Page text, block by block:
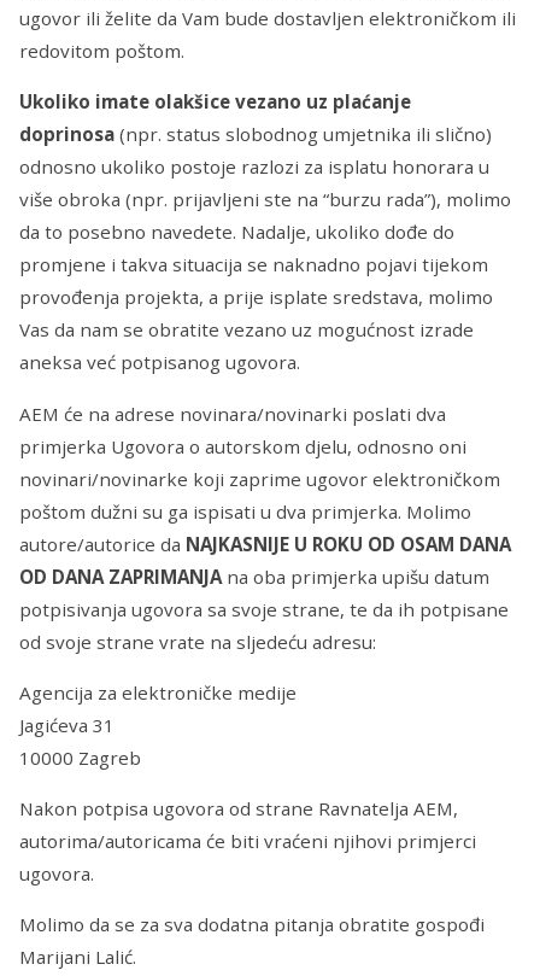
ugovor ili želite da Vam bude dostavljen elektroničkom ili
redovitom poštom.
Ukoliko imate olakšice vezano uz plaćanje
doprinosa (npr. status slobodnog umjetnika ili slično)
odnosno ukoliko postoje razlozi za isplatu honorara u
više obroka (npr. prijavljeni ste na “burzu rada”), molimo
da to posebno navedete. Nadalje, ukoliko dođe do
promjene i takva situacija se naknadno pojavi tijekom
provođenja projekta, a prije isplate sredstava, molimo
Vas da nam se obratite vezano uz mogućnost izrade
aneksa već potpisanog ugovora.
AEM će na adrese novinara/novinarki poslati dva
primjerka Ugovora o autorskom djelu, odnosno oni
novinari/novinarke koji zaprime ugovor elektroničkom
poštom dužni su ga ispisati u dva primjerka. Molimo
autore/autorice da NAJKASNIJE U ROKU OD OSAM DANA
OD DANA ZAPRIMANJA na oba primjerka upišu datum
potpisivanja ugovora sa svoje strane, te da ih potpisane
od svoje strane vrate na sljedeću adresu:
Agencija za elektroničke medije
Jagićeva 31
10000 Zagreb
Nakon potpisa ugovora od strane Ravnatelja AEM,
autorima/autoricama će biti vraćeni njihovi primjerci
ugovora.
Molimo da se za sva dodatna pitanja obratite gospođi
Marijani Lalić.